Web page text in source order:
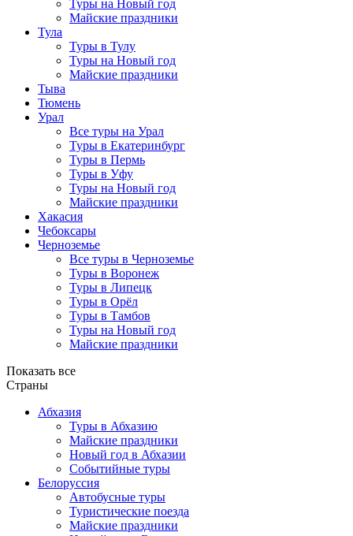
Туры на Новый год
Майские праздники
Тула
Туры в Тулу
Туры на Новый год
Майские праздники
Тыва
Тюмень
Урал
Все туры на Урал
Туры в Екатеринбург
Туры в Пермь
Туры в Уфу
Туры на Новый год
Майские праздники
Хакасия
Чебоксары
Черноземье
Все туры в Черноземье
Туры в Воронеж
Туры в Липецк
Туры в Орёл
Туры в Тамбов
Туры на Новый год
Майские праздники
Показать все
Страны
Абхазия
Туры в Абхазию
Майские праздники
Новый год в Абхазии
Событийные туры
Белоруссия
Автобусные туры
Туристические поезда
Майские праздники